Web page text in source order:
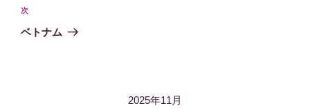
ビ
ゲ
投
稿
次
の
次
ベトナム
2025年11月